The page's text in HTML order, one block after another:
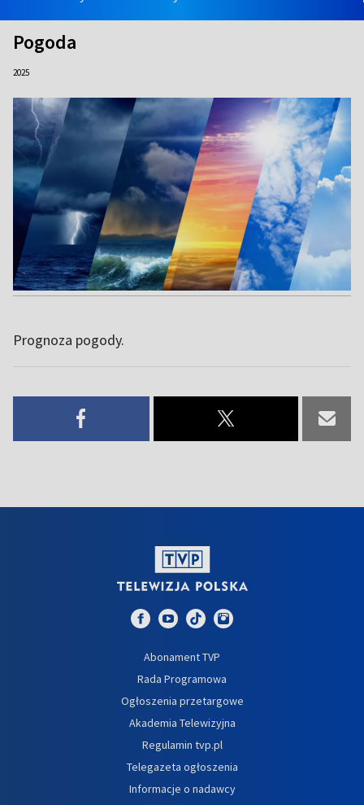
Pogoda
2025
Prognoza pogody.
Abonament TVP
Rada Programowa
Ogłoszenia przetargowe
Akademia Telewizyjna
Regulamin tvp.pl
Telegazeta ogłoszenia
Informacje o nadawcy